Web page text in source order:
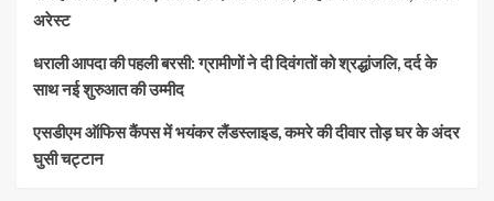
अरेस्ट
धराली आपदा की पहली बरसी: ग्रामीणों ने दी दिवंगतों को श्रद्धांजलि, दर्द के
साथ नई शुरुआत की उम्मीद
एसडीएम ऑफिस कैंपस में भयंकर लैंडस्लाइड, कमरे की दीवार तोड़ घर के अंदर
घुसी चट्टान